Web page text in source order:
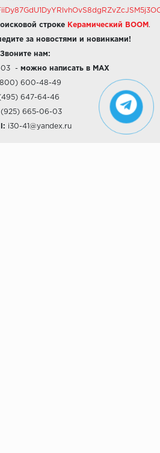
строке Керамический BOOM .
за новостями и новинками!
Звоните нам:
- можно написать в MAX
600-48-49
647-64-46
(925) 665-06-03
i30-41@yandex.ru